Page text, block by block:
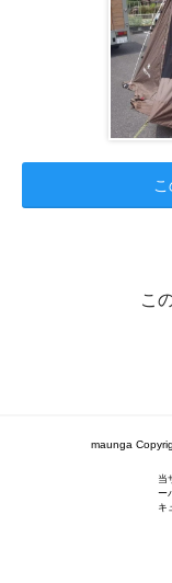
こ
maunga
当
ー
キ